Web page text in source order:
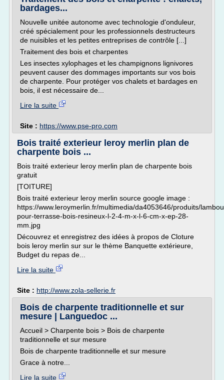
bardages...
Nouvelle unitée autonome avec technologie d'onduleur,
créé spécialement pour les professionnels destructeurs
de nuisibles et les petites entreprises de contrôle [...]
Traitement des bois et charpentes
Les insectes xylophages et les champignons lignivores
peuvent causer des dommages importants sur vos bois
de charpente. Pour protéger vos chalets et bardages en
bois, il est nécessaire de...
Lire la suite
Site : https://www.pse-pro.com
Bois traité exterieur leroy merlin plan de
charpente bois ...
Bois traité exterieur leroy merlin plan de charpente bois
gratuit
[TOITURE]
Bois traité exterieur leroy merlin source google image :
https://www.leroymerlin.fr/multimedia/da4053646/produits/
pour-terrasse-bois-resineux-l-2-4-m-x-l-6-cm-x-ep-28-
mm.jpg
Découvrez et enregistrez des idées à propos de Cloture
bois leroy merlin sur sur le thème Banquette extérieure,
Budget du repas de...
Lire la suite
Site : http://www.zola-sellerie.fr
Bois de charpente traditionnelle et sur
mesure | Languedoc ...
Accueil > Charpente bois > Bois de charpente
traditionnelle et sur mesure
Bois de charpente traditionnelle et sur mesure
Grace à notre...
Lire la suite